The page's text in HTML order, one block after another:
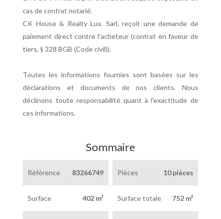
cas de contrat notarié.
CK House & Realty Lux. Sarl, reçoit une demande de
paiement direct contre l'acheteur (contrat en faveur de
tiers, § 328 BGB (Code civil)).
Toutes les informations fournies sont basées sur les
déclarations et documents de nos clients. Nous
déclinons toute responsabilité quant à l'exactitude de
ces informations.
Sommaire
Référence 83266749 Pièces 10 pièces
Surface 402 m² Surface totale 752 m²